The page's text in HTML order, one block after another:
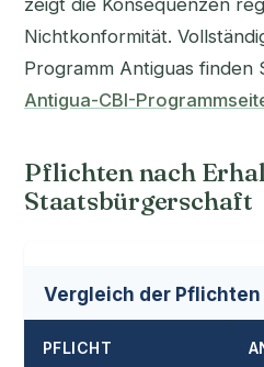
zeigt die Konsequenzen
Nichtkonformität.
Programm Antiguas finden
Antigua-CBI-
Pflichten nach
Staatsbürgerschaft
Vergleich der
PFLICHT